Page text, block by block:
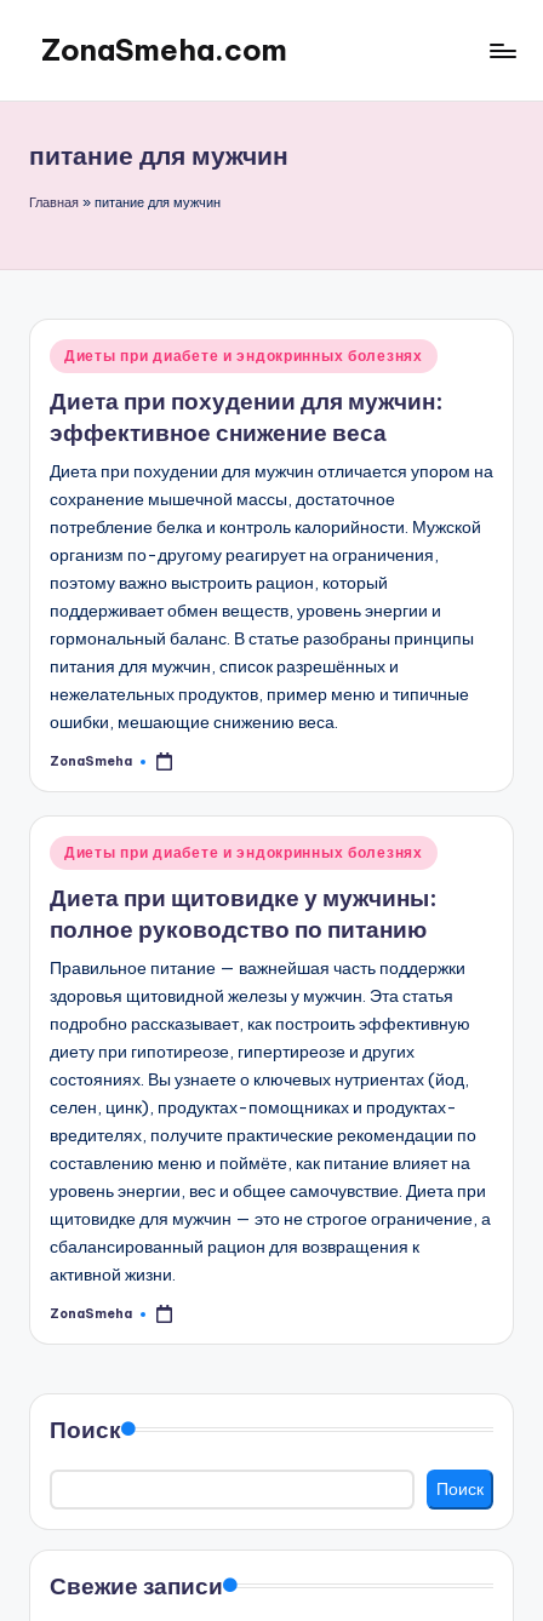
Перейти
содержимому
ZonaSmeha.com
питание
питание для мужчин
Главная » питание для мужчин
Опубликовано
Диеты при диабете и эндокринных болезнях
Диета при похудении для мужчин:
эффективное снижение веса
Диета при похудении для мужчин отличается упором на
сохранение мышечной массы, достаточное
потребление белка и контроль калорийности. Мужской
организм по-другому реагирует на ограничения,
поэтому важно выстроить рацион, который
поддерживает обмен веществ, уровень энергии и
гормональный баланс. В статье разобраны принципы
питания для мужчин, список разрешённых и
нежелательных продуктов, пример меню и типичные
ошибки, мешающие снижению веса.
Запись
ZonaSmeha
Опубликовано
Диеты при диабете и эндокринных болезнях
Диета при щитовидке у мужчины:
полное руководство по питанию
Правильное питание — важнейшая часть поддержки
здоровья щитовидной железы у мужчин. Эта статья
подробно рассказывает, как построить эффективную
диету при гипотиреозе, гипертиреозе и других
состояниях. Вы узнаете о ключевых нутриентах (йод,
селен, цинк), продуктах-помощниках и продуктах-
вредителях, получите практические рекомендации по
составлению меню и поймёте, как питание влияет на
уровень энергии, вес и общее самочувствие. Диета при
щитовидке для мужчин — это не строгое ограничение, а
сбалансированный рацион для возвращения к
активной жизни.
Запись
ZonaSmeha
Поиск
Поиск
Свежие записи